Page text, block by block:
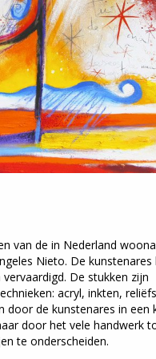
van de in Nederland
Nieto. De
De stukken zijn
acryl, inkten,
door de kunstenares in een
door het vele handwerk
te onderscheiden.